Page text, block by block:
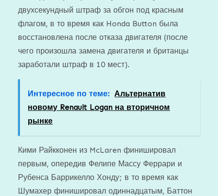
двухсекундный штраф за обгон под красным
флагом, в то время как Honda Button была
восстановлена ​​после отказа двигателя (после
чего произошла замена двигателя и британцы
заработали штраф в 10 мест).
Интересное по теме: Альтернатив
новому Renault Logan на вторичном
рынке
Кими Райкконен из McLaren финишировал
первым, опередив Фелипе Массу Феррари и
Рубенса Баррикелло Хонду; в то время как
Шумахер финишировал одиннадцатым, Баттон